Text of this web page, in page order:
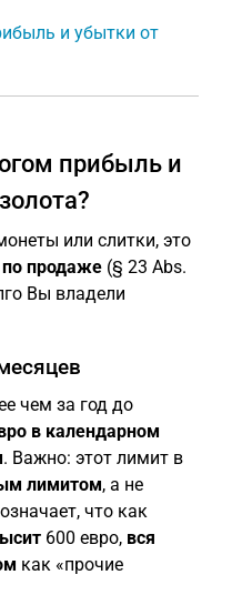
и убытки от
прибыль и
или слитки, это
по продаже (§ 23 Abs.
Вы владели
чем за год до
в календарном
. Важно: этот лимит в
лимитом, а не
что как
600 евро, вся
как «прочие